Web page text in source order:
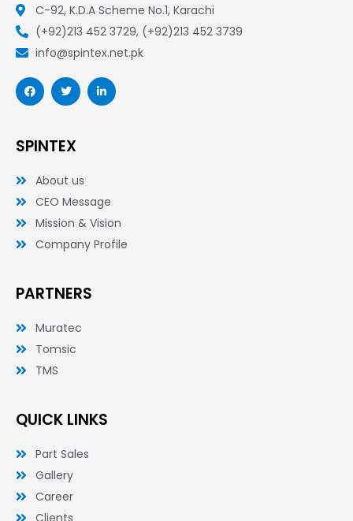
C-92, K.D.A Scheme No.1, Karachi
(+92)213 452 3729, (+92)213 452 3739
info@spintex.net.pk
F
a
c
o
T
w
i
r
L
i
n
SPINTEX
About us
CEO Message
Mission & Vision
Company Profile
PARTNERS
Muratec
Tomsic
TMS
QUICK LINKS
Part Sales
Gallery
Career